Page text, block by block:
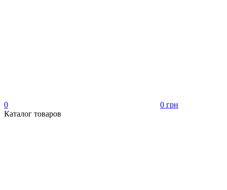
0
0 грн
Каталог товаров